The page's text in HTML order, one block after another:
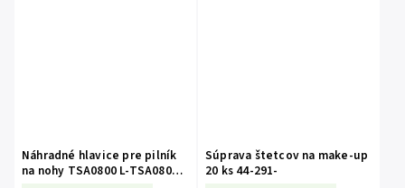
Náhradné hlavice pre pilník
na nohy TSA0800 L-TSA0800-
Súprava štetcov na make-up
20 ks 44-291-